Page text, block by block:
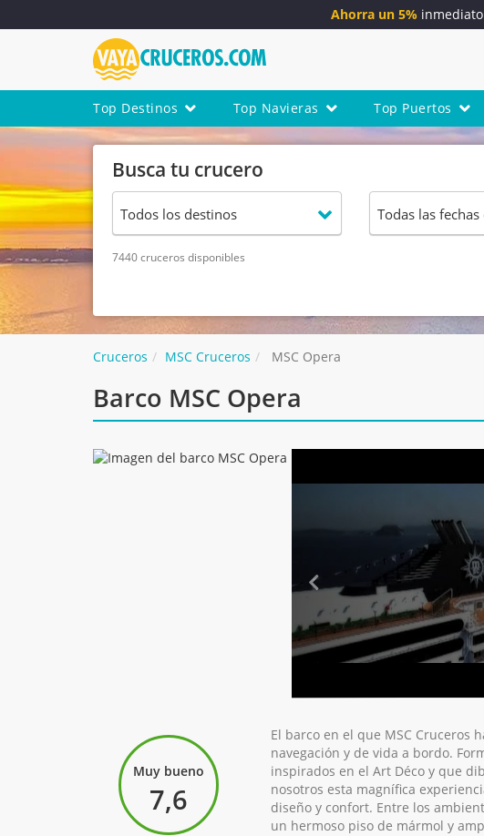
Ahorra un 5%inmediato
Top Destinos Top Navieras Top Puertos
Busca tu crucero
7440 cruceros disponibles
Cruceros MSC Cruceros MSC Opera
Barco MSC Opera
Muy bueno
7,6
El barco en el que MSC Cruceros
navegación y de vida a bordo.
inspirados en el Art Déco y que
nosotros esta magnífica
diseño y confort. Entre los
un hermoso piso de mármol y